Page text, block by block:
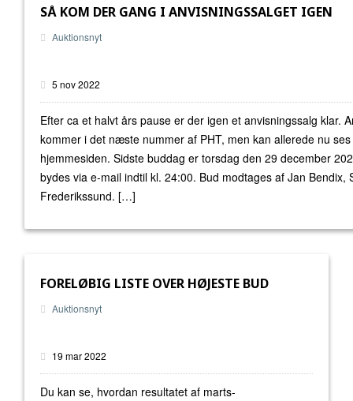
SÅ KOM DER GANG I ANVISNINGSSALGET IGEN
Auktionsnyt
5 nov 2022
Efter ca et halvt års pause er der igen et anvisningssalg klar.
kommer i det næste nummer af PHT, men kan allerede nu
hjemmesiden. Sidste buddag er torsdag den 29 december
bydes via e-mail indtil kl. 24:00. Bud modtages af Jan Bendix,
Frederikssund. […]
FORELØBIG LISTE OVER HØJESTE BUD
Auktionsnyt
19 mar 2022
Du kan se, hvordan resultatet af marts-